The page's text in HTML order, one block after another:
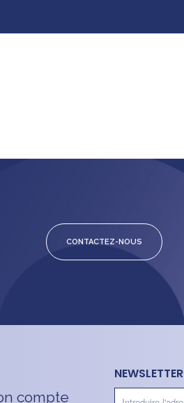
CONTACTEZ-NOUS
compte
NEWSLETTER